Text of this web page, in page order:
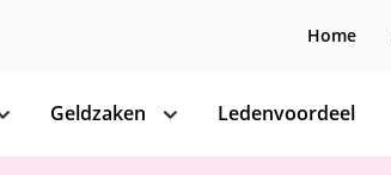
Home
toon
Geldzaken
toon
Ledenvoordeel